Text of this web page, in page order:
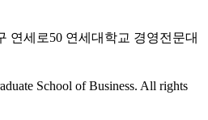
연세로50 연세대학교 경영전문대
School of Business. All rights